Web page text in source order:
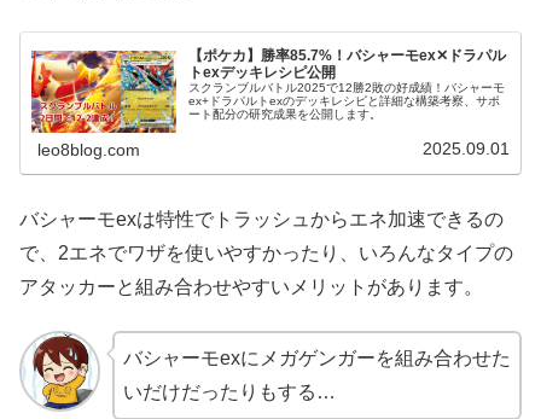
【ポケカ】勝率85.7%！バシャーモex✕ドラパル
トexデッキレシピ公開
スクランブルバトル2025で12勝2敗の好成績！バシャーモ
ex+ドラパルトexのデッキレシピと詳細な構築考察、サポ
ート配分の研究成果を公開します。
leo8blog.com 2025.09.01
バシャーモexは特性でトラッシュからエネ加速できるの
で、2エネでワザを使いやすかったり、いろんなタイプの
アタッカーと組み合わせやすいメリットがあります。
バシャーモexにメガゲンガーを組み合わせた
いだけだったりもする…